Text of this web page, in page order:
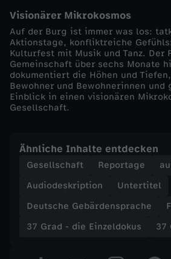
b
e
w
o
n
e
r
Visionärer Mikrokosmos
Auf der Burg ist immer was los:
Aktionstage, konfliktreiche
Kulturfest mit Musik und Tanz. Der
Gemeinschaft über sechs Monate
dokumentiert die Höhen und
Bewohner und Bewohnerinnen
Einblick in einen visionären
Gesellschaft.
Ähnliche Inhalte entdecken
Gesellschaft Reportage
Audiodeskription
Untertitel
Deutsche Gebärdensprache
37 Grad - die Einzeldokus
37